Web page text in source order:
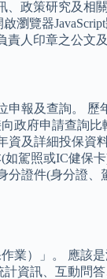
政策研究及相
瀏覽器JavaScript
人印章之公文
報及查詢。
政府申請查詢
及詳細投保
駕照或IC健保
證件(身分證
業）」。 應該
資訊、互動問